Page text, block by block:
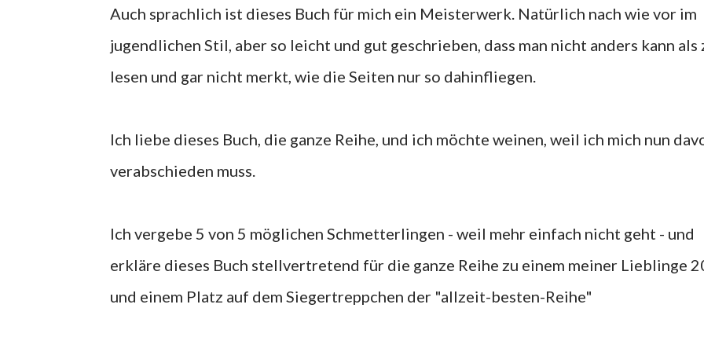
Auch sprachlich ist dieses Buch für mich ein Meisterwerk. Natürlich nach wie vor im
jugendlichen Stil, aber so leicht und gut geschrieben, dass man nicht anders kann als
lesen und gar nicht merkt, wie die Seiten nur so dahinfliegen.
Ich liebe dieses Buch, die ganze Reihe, und ich möchte weinen, weil ich mich nun
verabschieden muss.
Ich vergebe 5 von 5 möglichen Schmetterlingen - weil mehr einfach nicht geht - und
erkläre dieses Buch stellvertretend für die ganze Reihe zu einem meiner Lieblinge
und einem Platz auf dem Siegertreppchen der "allzeit-besten-Reihe"